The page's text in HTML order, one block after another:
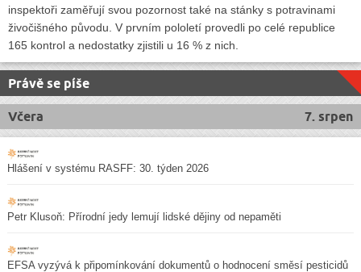
inspektoři zaměřují svou pozornost také na stánky s potravinami
živočišného původu. V prvním pololetí provedli po celé republice
165 kontrol a nedostatky zjistili u 16 % z nich.
Právě se píše
7. srpen
Včera
Hlášení v systému RASFF: 30. týden 2026
Petr Klusoň: Přírodní jedy lemují lidské dějiny od nepaměti
EFSA vyzývá k připomínkování dokumentů o hodnocení směsí pesticidů